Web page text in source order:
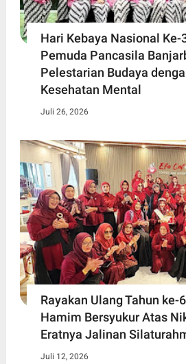
Hari Kebaya Nasional Ke-
Pemuda Pancasila
Pelestarian Budaya
Kesehatan Mental
Juli 26, 2026
Rayakan Ulang Tahun ke-
Hamim Bersyukur Atas
Eratnya Jalinan
Juli 12, 2026